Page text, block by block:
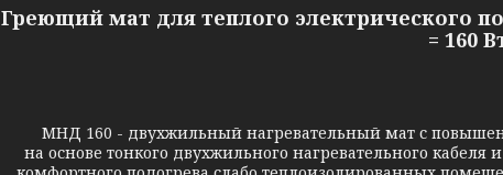
Греющий мат для теплого электрического
= 160
МНД 160 - двухжильный нагревательный мат с
на основе тонкого двухжильного нагревательного